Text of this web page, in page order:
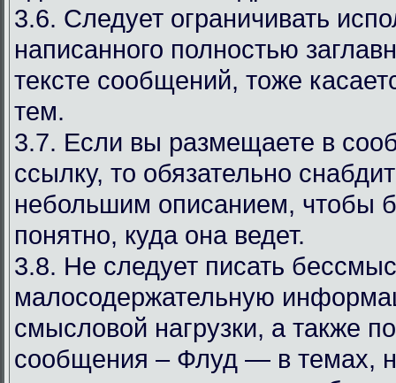
3.6. Следует ограничивать
написанного полностью
тексте сообщений, тоже
тем.
3.7. Если вы размещаете в
ссылку, то обязательно
небольшим описанием, чтобы
понятно, куда она ведет.
3.8. Не следует писать
малосодержательную
смысловой нагрузки, а также
сообщения – Флуд — в темах,